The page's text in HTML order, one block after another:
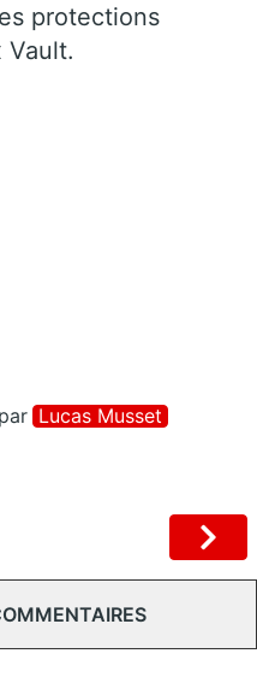
protections
Vault.
par Lucas Musset